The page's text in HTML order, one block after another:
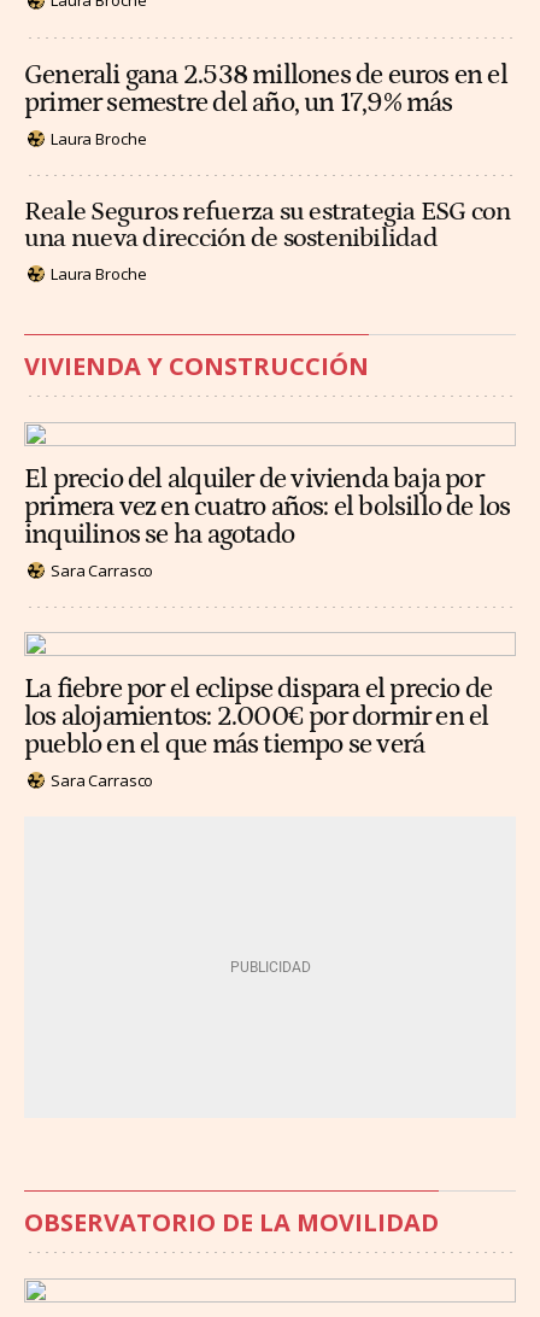
Generali gana 2.538 millones de euros en el
primer semestre del año, un 17,9% más
Laura Broche
Reale Seguros refuerza su estrategia ESG con
una nueva dirección de sostenibilidad
Laura Broche
VIVIENDA Y CONSTRUCCIÓN
El precio del alquiler de vivienda baja por
primera vez en cuatro años: el bolsillo de los
inquilinos se ha agotado
Sara Carrasco
La fiebre por el eclipse dispara el precio de
los alojamientos: 2.000€ por dormir en el
pueblo en el que más tiempo se verá
Sara Carrasco
OBSERVATORIO DE LA MOVILIDAD